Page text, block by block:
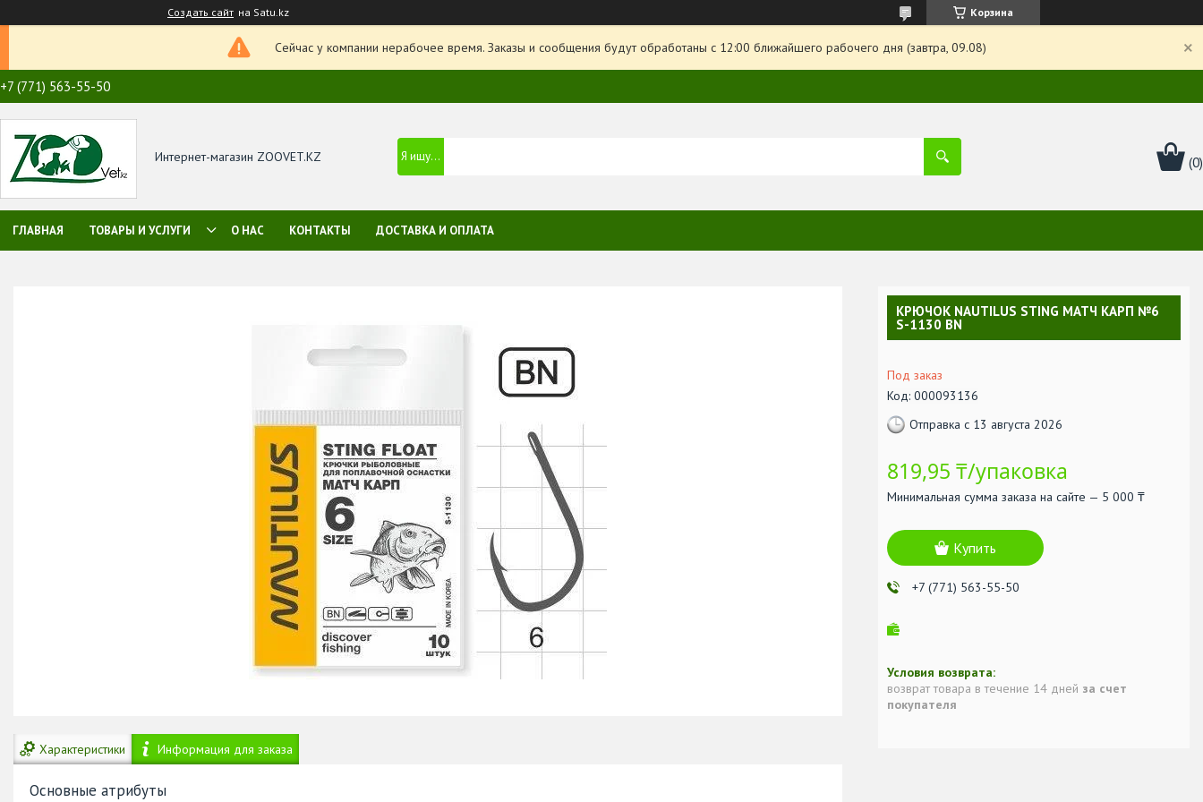
Создать сайт на Satu.kz Корзина
Сейчас у компании нерабочее время. Заказы и сообщения будут обработаны с 12:00 ближайшего рабочего дня (завтра, 09.08)
+7 (771) 563-55-50
Интернет-магазин ZOOVET.KZ
ГЛАВНАЯ ТОВАРЫ И УСЛУГИ О НАС КОНТАКТЫ ДОСТАВКА И ОПЛАТА
Характеристики Информация для заказа
Основные атрибуты
КРЮЧОК NAUTILUS STING МАТЧ КАРП №6
S-1130 BN
Под заказ
Код: 000093136
Отправка с 13 августа 2026
819,95 ₸/упаковка
Минимальная сумма заказа на сайте — 5 000 ₸
Купить
+7 (771) 563-55-50
возврат товара в течение 14 дней за счет
покупателя